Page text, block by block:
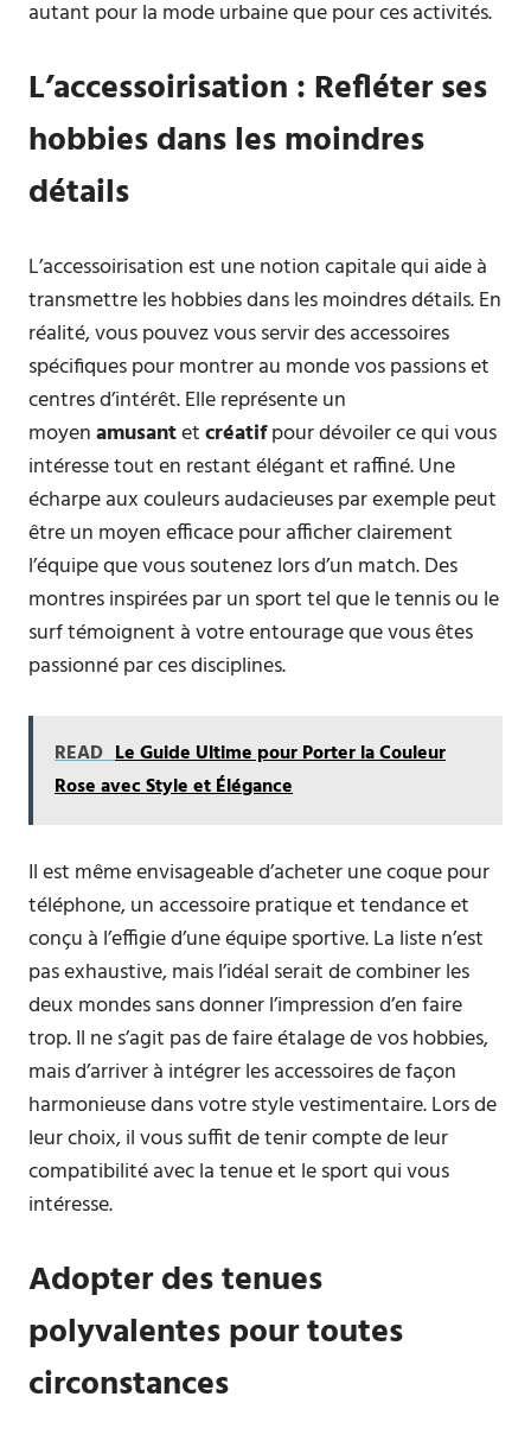
autant pour la mode urbaine que pour ces activités.
L’accessoirisation : Refléter ses
hobbies dans les moindres
détails
L’accessoirisation est une notion capitale qui aide à
transmettre les hobbies dans les moindres détails. En
réalité, vous pouvez vous servir des accessoires
spécifiques pour montrer au monde vos passions et
centres d’intérêt. Elle représente un
moyenamusantetcréatifpour dévoiler ce qui vous
intéresse tout en restant élégant et raffiné. Une
écharpe aux couleurs audacieuses par exemple peut
être un moyen efficace pour afficher clairement
l’équipe que vous soutenez lors d’un match. Des
montres inspirées par un sport tel que le tennis ou le
surf témoignent à votre entourage que vous êtes
passionné par ces disciplines.
READ Le Guide Ultime pour Porter la Couleur
Rose avec Style et Élégance
Il est même envisageable d’acheter une coque pour
téléphone, un accessoire pratique et tendance et
conçu à l’effigie d’une équipe sportive. La liste n’est
pas exhaustive, mais l’idéal serait de combiner les
deux mondes sans donner l’impression d’en faire
trop. Il ne s’agit pas de faire étalage de vos hobbies,
mais d’arriver à intégrer les accessoires de façon
harmonieuse dans votre style vestimentaire. Lors de
leur choix, il vous suffit de tenir compte de leur
compatibilité avec la tenue et le sport qui vous
intéresse.
Adopter des tenues
polyvalentes pour toutes
circonstances